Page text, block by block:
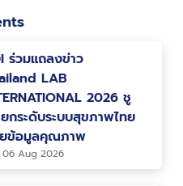
ร่วมแถลงข่าว
LAB
2026 ชู
กระดับระบบสุขภาพไทย
ข้อมูลคุณภาพ
06 Aug 2026